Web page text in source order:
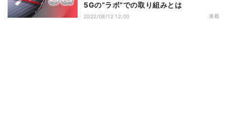
5Gの“ラボ”での取り組みとは
2022/08/12 12:00 連載